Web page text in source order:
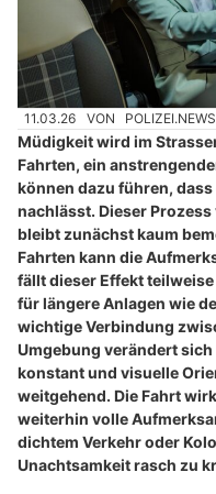
11.03.26 VON
Müdigkeit wird im
Fahrten, ein
können dazu führen,
nachlässt. Dieser
bleibt zunächst kaum
Fahrten kann die
fällt dieser Effekt
für längere Anlagen wie
wichtige Verbindung
Umgebung verändert
konstant und visuelle
weitgehend. Die Fahrt
weiterhin volle
dichtem Verkehr oder
Unachtsamkeit rasch zu